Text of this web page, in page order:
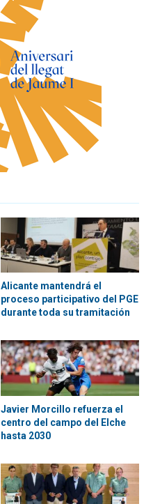
Alicante mantendrá el
proceso participativo del PGE
durante toda su tramitación
Javier Morcillo refuerza el
centro del campo del Elche
hasta 2030